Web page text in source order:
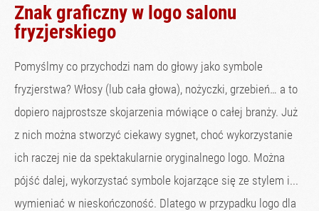
Znak graficzny w logo salonu
fryzjerskiego
Pomyślmy co przychodzi nam do głowy jako symbole
fryzjerstwa? Włosy (lub cała głowa), nożyczki, grzebień… a to
dopiero najprostsze skojarzenia mówiące o całej branży. Już
z nich można stworzyć ciekawy sygnet, choć wykorzystanie
ich raczej nie da spektakularnie oryginalnego logo. Można
pójść dalej, wykorzystać symbole kojarzące się ze stylem i...
wymieniać w nieskończoność. Dlatego w przypadku logo dla